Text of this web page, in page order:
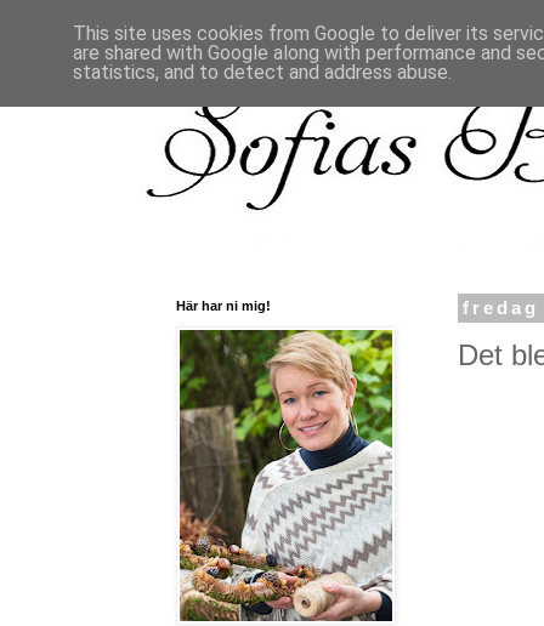
fredag
Det
Här har ni mig!
This site uses cookies from Google to deliver its
are shared with Google along with performance and
statistics, and to detect and address abuse.